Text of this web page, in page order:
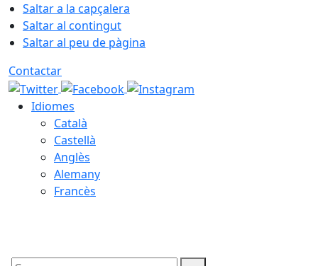
Saltar a la capçalera
Saltar al contingut
Saltar al peu de pàgina
Contactar
Idiomes
Català
Castellà
Anglès
Alemany
Francès